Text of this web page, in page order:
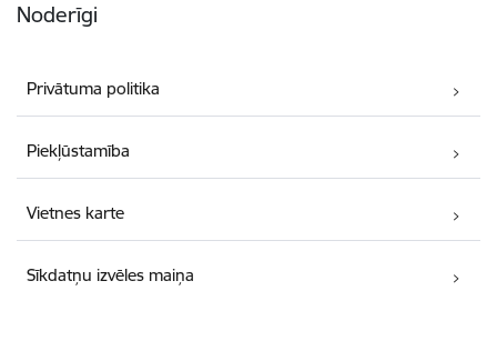
Noderīgi
Privātuma politika
Piekļūstamība
Vietnes karte
Sīkdatņu izvēles maiņa